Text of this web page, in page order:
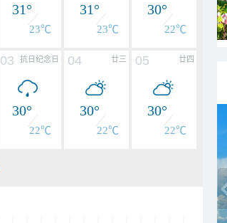
31°
23℃
31°
23℃
30°
22℃
抗日纪念日
03
30°
22℃
廿三
04
30°
22℃
廿四
05
30°
22℃